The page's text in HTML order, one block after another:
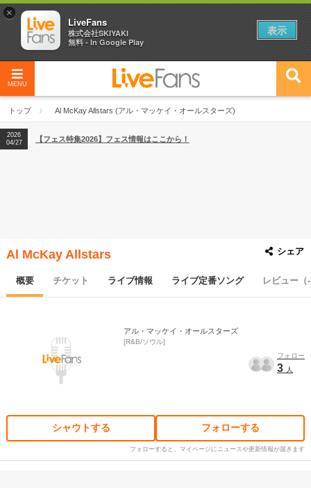
MENU
トップ Al McKay Allstars (アル・マッケイ・オールスターズ)
2026
04/27
2026
【ライブ動員ランキング】2026年上半期編発表！
2026
04/27
【フェス特集2026】フェス情報はここから！
Al McKay Allstars シェア
概要 チケット ライブ情報 ライブ定番ソング レビュー（
アル・マッケイ・オールスターズ
R&B/ソウル
フォロー
3 人
シャウトする フォローする
フォローすると、マイページにニュースや更新情報が届きます
×
LiveFans
株式会社SKIYAKI
無料 - In Google Play
表示